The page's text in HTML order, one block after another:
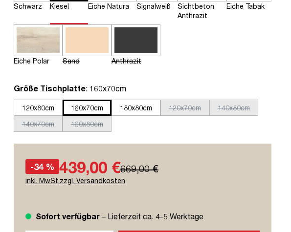
Schwarz Kiesel Eiche Natura Signalweiß
Sichtbeton
Anthrazit
Eiche Tabak
Eiche Polar Sand Anthrazit
Größe Tischplatteauswählen
: 160x70cm
120x80cm 160x70cm 180x80cm 120x70cm
140x80cm
140x70cm
160x80cm
-34 % 439,00 €669,00 €
inkl. MwSt.zzgl. Versandkosten
Sofort verfügbar– Lieferzeit ca. 4-5 Werktage